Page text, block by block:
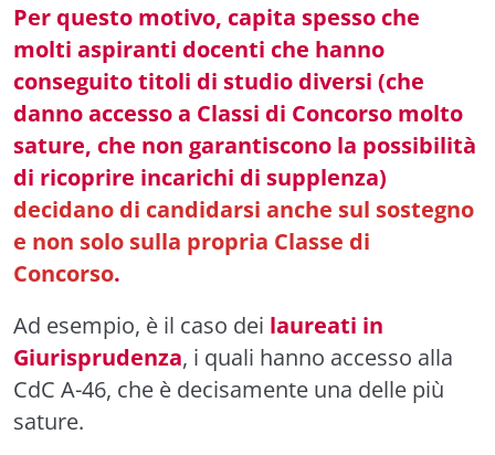
Per questo motivo, capita spesso che
molti aspiranti docenti che hanno
conseguito titoli di studio diversi (che
danno accesso a Classi di Concorso molto
sature, che non garantiscono la possibilità
di ricoprire incarichi di supplenza)
decidano di candidarsi anche sul sostegno
e non solo sulla propria Classe di
Concorso.
Ad esempio, è il caso dei laureati in
Giurisprudenza, i quali hanno accesso alla
CdC A-46, che è decisamente una delle più
sature.